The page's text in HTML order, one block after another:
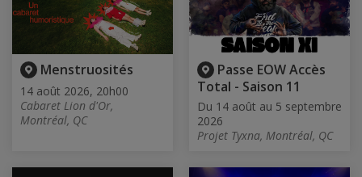
Menstruosités
14 août 2026, 20h00
Cabaret Lion d'Or,
Montréal, QC
Passe EOW Accès
Total - Saison 11
Du 14 août au 5 septembre
2026
Projet Tyxna, Montréal, QC